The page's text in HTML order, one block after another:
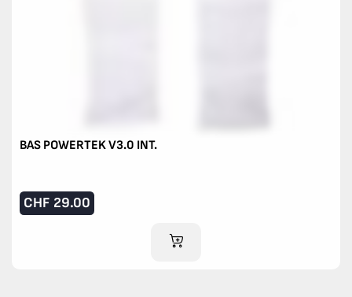
BAS POWERTEK V3.0 INT.
CHF 29.00
AJOUTER AU PANIER